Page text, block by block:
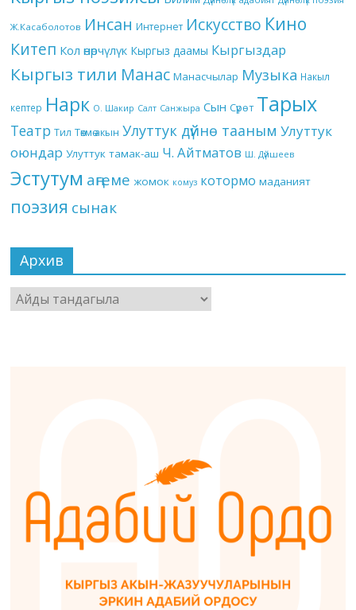
Ж.Касаболотов Инсан Интернет Искусство Кино
Китеп Кол өнөрчүлүк Кыргыз даамы Кыргыздар
Кыргыз тили Манас Манасчылар Музыка Накыл
кептер Нарк О. Шакир Салт Санжыра Сын Сүрөт Тарых
Театр Тил Төкмө акын Улуттук дүйнө тааным Улуттук
оюндар Улуттук тамак-аш Ч. Айтматов Ш. Дүйшеев
Эстутум аңгеме жомок комуз котормо маданият
поэзия сынак
Архив
Архив